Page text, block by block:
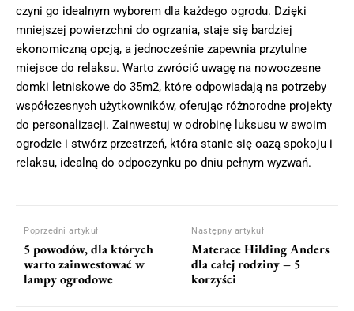
czyni go idealnym wyborem dla każdego ogrodu. Dzięki
mniejszej powierzchni do ogrzania, staje się bardziej
ekonomiczną opcją, a jednocześnie zapewnia przytulne
miejsce do relaksu. Warto zwrócić uwagę na nowoczesne
domki letniskowe do 35m2, które odpowiadają na potrzeby
współczesnych użytkowników, oferując różnorodne projekty
do personalizacji. Zainwestuj w odrobinę luksusu w swoim
ogrodzie i stwórz przestrzeń, która stanie się oazą spokoju i
relaksu, idealną do odpoczynku po dniu pełnym wyzwań.
Poprzedni artykuł
5 powodów, dla których
warto zainwestować w
lampy ogrodowe
Następny artykuł
Materace Hilding Anders
dla całej rodziny – 5
korzyści